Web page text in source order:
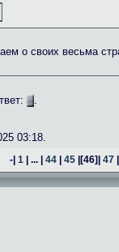
о своих весьма
.
03:18.
-| 1 | ... | 44 | 45 |[46]| 47